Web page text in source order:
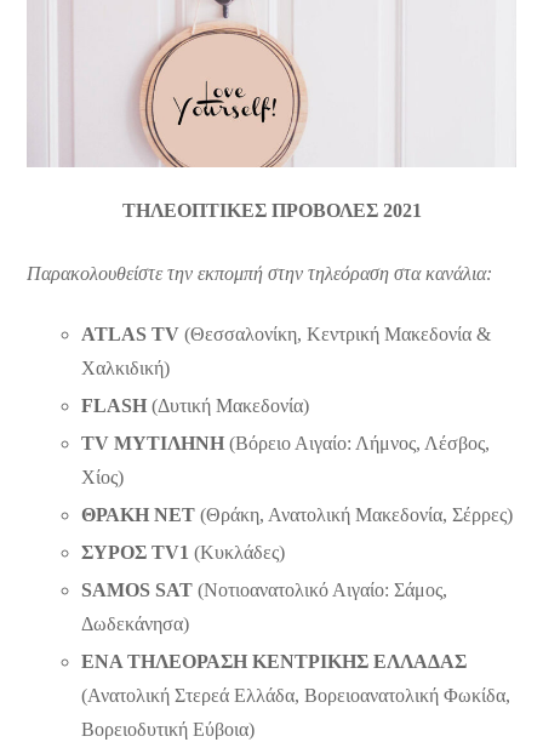
ΤΗΛΕΟΠΤΙΚΕΣ ΠΡΟΒΟΛΕΣ 2021
Παρακολουθείστε την εκπομπή στην τηλεόραση στα κανάλια:
ATLAS TV(Θεσσαλονίκη, Κεντρική Μακεδονία &
Χαλκιδική)
FLASH (Δυτική Μακεδονία)
TV ΜΥΤΙΛΗΝΗ (Βόρειο Αιγαίο: Λήμνος, Λέσβος,
Χίος)
ΘΡΑΚΗ NET (Θράκη, Ανατολική Μακεδονία, Σέρρες)
ΣΥΡΟΣ TV1 (Κυκλάδες)
SAMOS SAT (Νοτιοανατολικό Αιγαίο: Σάμος,
Δωδεκάνησα)
ENA TΗΛΕΟΡΑΣΗ ΚΕΝΤΡΙΚΗΣ ΕΛΛΑΔΑΣ
(Ανατολική Στερεά Ελλάδα, Βορειοανατολική Φωκίδα,
Βορειοδυτική Εύβοια)